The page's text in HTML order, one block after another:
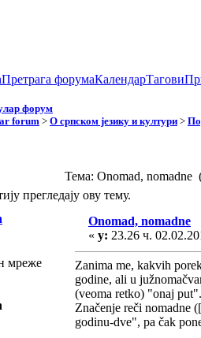
Претрага форумаКалендарТагови
форум
forum > О српском језику и култури >
Тема: Onomad, nomadne
прегледају ову тему.
мреже
Onomad, nomadne
« у: 23.26 ч.
Zanima me, kakvih
godine, ali u
(veoma retko) "onaj put".
Značenje reči nomadne
godinu-dve", pa čak